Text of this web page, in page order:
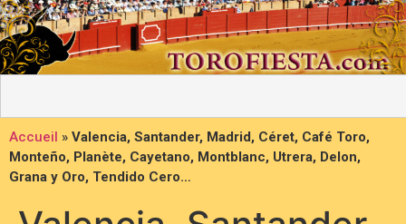
Accueil » Valencia, Santander, Madrid, Céret, Café Toro,
Monteño, Planète, Cayetano, Montblanc, Utrera, Delon,
Grana y Oro, Tendido Cero…